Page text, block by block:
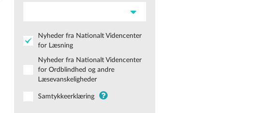
Nyheder fra Nationalt Videncenter
for Læsning
Nyheder fra Nationalt Videncenter
for Ordblindhed og andre
Læsevanskeligheder
Samtykkeerklæring